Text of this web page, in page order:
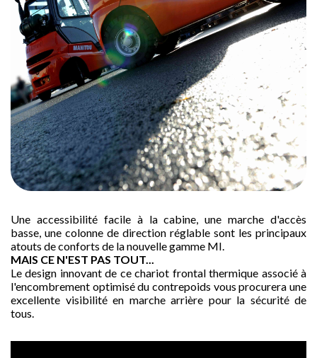
Une accessibilité facile à la cabine, une marche d'accès
basse, une colonne de direction réglable sont les principaux
atouts de conforts de la nouvelle gamme MI.
MAIS CE N'EST PAS TOUT...
Le design innovant de ce chariot frontal thermique associé à
l'encombrement optimisé du contrepoids vous procurera une
excellente visibilité en marche arrière pour la sécurité de
tous.